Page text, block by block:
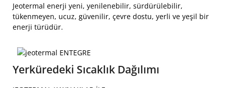
Jeotermal enerji yeni, yenilenebilir, sürdürülebilir,
tükenmeyen, ucuz, güvenilir, çevre dostu, yerli ve yeşil bir
enerji türüdür.
Yerküredeki Sıcaklık Dağılımı